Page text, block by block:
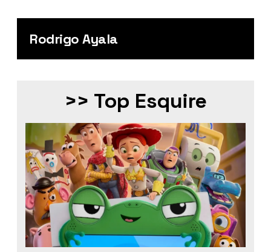
Rodrigo Ayala
>> Top Esquire